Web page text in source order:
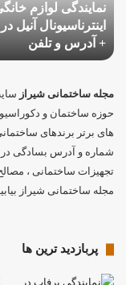
در
شیراز
آدرس
تلفن
نمایندگی لوازم
اینترناسیونال آنیل
+ آدرس و تلفن
مجله ساختمانی شیراز
حوزه ساختمان و
های برتر برندهای
شماره و آدرس بسادگی
تجهیزات ساختمانی ،
مجله ساختمانی شیراز
پربازدید ترین ها